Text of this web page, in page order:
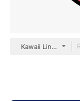
Kawaii Lineal color